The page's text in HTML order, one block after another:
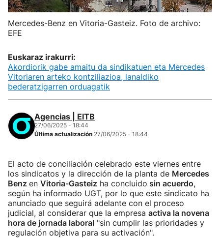
Mercedes-Benz en Vitoria-Gasteiz. Foto de archivo:
EFE
Euskaraz irakurri:
Akordiorik gabe amaitu da sindikatuen eta Mercedes
Vitoriaren arteko kontziliazioa, lanaldiko
bederatzigarren orduagatik
Agencias | EITB
27/06/2025 - 18:44
Última actualización 27/06/2025 - 18:44
El acto de conciliación celebrado este viernes entre
los sindicatos y la dirección de la planta de Mercedes
Benz en Vitoria-Gasteiz ha concluido sin acuerdo,
según ha informado UGT, por lo que este sindicato ha
anunciado que seguirá adelante con el proceso
judicial, al considerar que la empresa activa la novena
hora de jornada laboral "sin cumplir las prioridades y
regulación objetiva para su activación".